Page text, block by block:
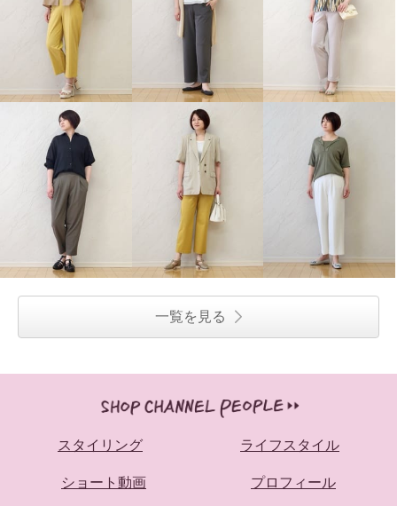
一覧を見る
スタイリング ライフスタイル
ショート動画 プロフィール